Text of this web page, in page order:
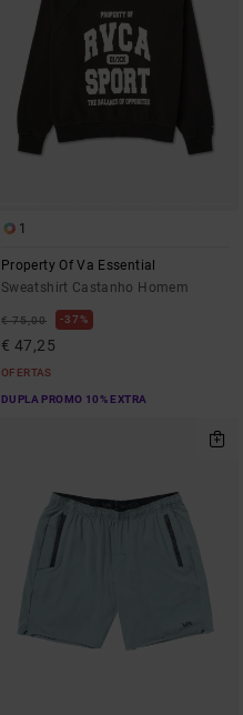
1
Property Of Va Essential
Sweatshirt Castanho Homem
€ 75,00 37%
€ 47,25
OFERTAS
DUPLA PROMO 10% EXTRA